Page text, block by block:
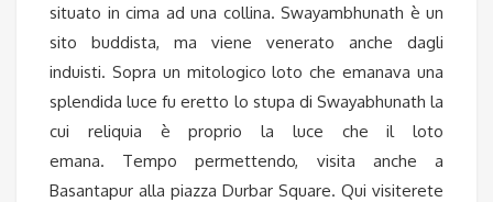
situato in cima ad una collina. Swayambhunath è un
sito buddista, ma viene venerato anche dagli
induisti. Sopra un mitologico loto che emanava una
splendida luce fu eretto lo stupa di Swayabhunath la
cui reliquia è proprio la luce che il loto
emana. Tempo permettendo, visita anche a
Basantapur alla piazza Durbar Square. Qui visiterete